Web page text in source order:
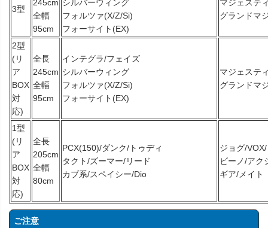
3型
245cm
全幅
95cm
シルバーウィング
フォルツァ(X/Z/Si)
フォーサイト(EX)
マジェステ
グランドマ
2型
(リ
ア
BOX
対
応)
全長
245cm
全幅
95cm
インテグラ/フェイズ
シルバーウィング
フォルツァ(X/Z/Si)
フォーサイト(EX)
マジェステ
グランドマ
1型
(リ
ア
BOX
対
応)
全長
205cm
全幅
80cm
PCX(150)/ダンク/トゥディ
タクト/ズーマー/リード
カブ系/スペイシー/Dio
ジョグ/
ビーノ/アク
ギア/メイト
ご注意